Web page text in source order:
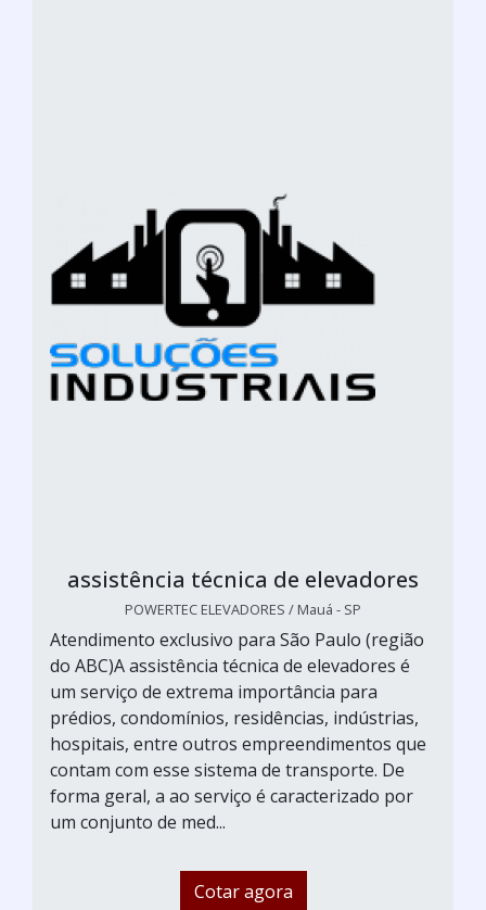
assistência técnica de elevadores
POWERTEC ELEVADORES / Mauá - SP
Atendimento exclusivo para São Paulo (região
do ABC)A assistência técnica de elevadores é
um serviço de extrema importância para
prédios, condomínios, residências, indústrias,
hospitais, entre outros empreendimentos que
contam com esse sistema de transporte. De
forma geral, a ao serviço é caracterizado por
um conjunto de med...
Cotar agora